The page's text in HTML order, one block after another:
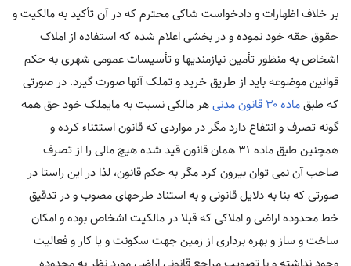
بر خلاف اظهارات و دادخواست شاکی محترم که در آن تأکید به مالکیت و
حقوق حقه خود نموده و در بخشی اعلام شده که استفاده از املاک
اشخاص به منظور تأمین نیازمندیها و تأسیسات عمومی شهری به حکم
قوانین موضوعه باید از طریق خرید و تملک آنها صورت گیرد. در صورتی
که طبقماده ۳۰ قانون مدنی
هر مالکی نسبت به مایملک خود حق همه
گونه تصرف و انتفاع دارد مگر در مواردی که قانون استثناء کرده و
همچنین طبق ماده ۳۱ همان قانون قید شده هیچ مالی را از تصرف
صاحب آن نمی توان بیرون کرد مگر به حکم قانون، لذا در این راستا در
صورتی که بنا به دلایل قانونی و به استناد طرحهای مصوب و در تدقیق
خط محدوده اراضی و املاکی که قبلا در مالکیت اشخاص بوده و امکان
ساخت و ساز و بهره برداری از زمین جهت سکونت و یا کار و فعالیت